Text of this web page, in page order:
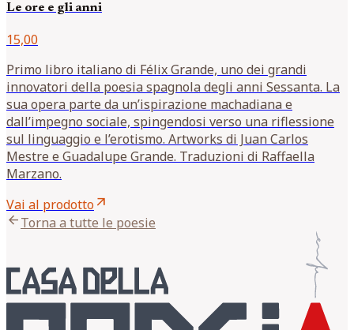
Le ore e gli anni
15,00
Primo libro italiano di Félix Grande, uno dei grandi
innovatori della poesia spagnola degli anni Sessanta. La
sua opera parte da un’ispirazione machadiana e
dall’impegno sociale, spingendosi verso una riflessione
sul linguaggio e l’erotismo. Artworks di Juan Carlos
Mestre e Guadalupe Grande. Traduzioni di Raffaella
Marzano.
Vai al prodottoarrow_outward
arrow_backTorna a tutte le poesie